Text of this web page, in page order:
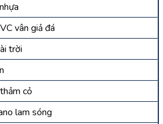
vân giả đá
trời
cỏ
lam sóng